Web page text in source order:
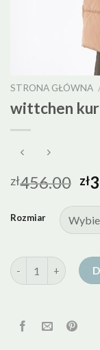
STRONA GŁÓWNA
wittchen
zł456.00 zł
Rozmiar
ilość wittchen